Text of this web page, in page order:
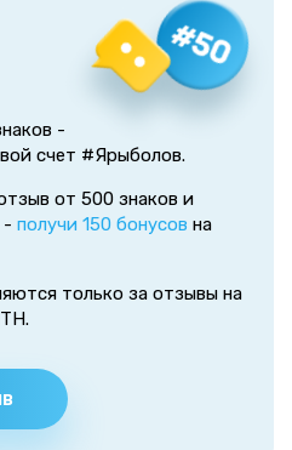
-
счет #Ярыболов.
от 500 знаков и
- получи 150 бонусов на
только за отзывы на